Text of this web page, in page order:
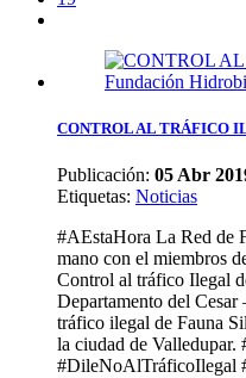
CONTROL AL TRÁFICO
Publicación: 05 Abr
Etiquetas: Noticias
#AEstaHora La Red de
mano con el miembros
Control al tráfico Ilegal
Departamento del
tráfico ilegal de Fauna
la ciudad de Valledupar.
#DileNoAlTráficoIlegal